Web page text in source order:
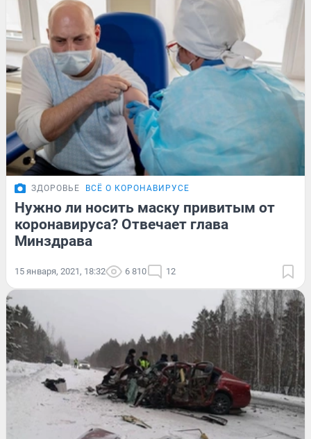
ЗДОРОВЬЕ ВСЁ О КОРОНАВИРУСЕ
Нужно ли носить маску привитым от
коронавируса? Отвечает глава
Минздрава
15 января, 2021, 18:32 6 810 12